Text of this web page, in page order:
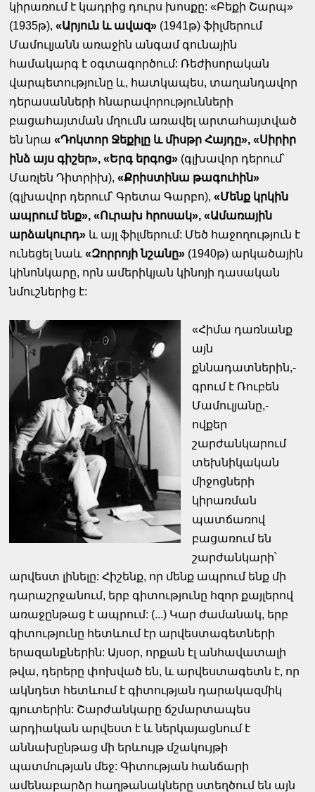
կիրառում է կադրից դուրս խոսքը: «Բեքի Շարպ»
(1935թ),«Արյուն և ավազ» (1941թ) ֆիլմերում
Մամուլյանն առաջին անգամ գունային
համակարգ է օգտագործում: Ռեժիսորական
վարպետությունը և, հատկապես, տաղանդավոր
դերասանների հնարավորությունների
բացահայտման մղումն առավել արտահայտված
են նրա«Դոկտոր Ջեքիլը և միսթր Հայդը», «Սիրիր
ինձ այս գիշեր», «Երգ երգոց» (գլխավոր դերում՝
Մառլեն Դիտրիխ),«Քրիստինա թագուհին»
(գլխավոր դերում՝ Գրետա Գարբո),«Մենք կրկին
ապրում ենք», «Ուրախ հրոսակ», «Ամառային
արձակուրդ» և այլ ֆիլմերում: Մեծ հաջողություն է
ունեցել նաև«Զորրոյի նշանը» (1940թ) արկածային
կինոնկարը, որն ամերիկյան կինոյի դասական
նմուշներից է:
«Հիմա դառնանք
այն
քննադատներին,-
գրում է Ռուբեն
Մամուլյանը,-
ովքեր
շարժանկարում
տեխնիկական
միջոցների
կիրառման
պատճառով
բացառում են
շարժանկարի՝
արվեստ լինելը: Հիշենք, որ մենք ապրում ենք մի
դարաշրջանում, երբ գիտությունը հզոր քայլերով
առաջընթաց է ապրում: (...) Կար ժամանակ, երբ
գիտությունը հետևում էր արվեստագետների
երազանքներին: Այսօր, որքան էլ անհավատալի
թվա, դերերը փոխված են, և արվեստագետն է, որ
ակնդետ հետևում է գիտության դարակազմիկ
գյուտերին: Շարժանկարը ճշմարտապես
արդիական արվեստ է և ներկայացնում է
աննախընթաց մի երևույթ մշակույթի
պատմության մեջ: Գիտության հանճարի
ամենաբարձր հաղթանակները ստեղծում են այն